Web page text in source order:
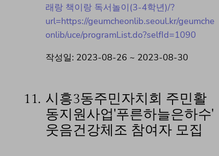
래랑 책이랑 독서놀이(3-4학년)/?
url=https://geumcheonlib.seoul.kr/geumche
onlib/uce/programList.do?selfId=1090
작성일: 2023-08-26 ~ 2023-08-30
11. 시흥3동주민자치회 주민활
동지원사업'푸른하늘은하수'
웃음건강체조 참여자 모집